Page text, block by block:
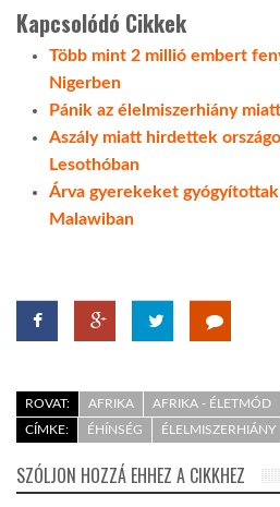
Kapcsolódó Cikkek
Több mint 2 millió embert
Nigerben
Pánik az élelmiszerhiány
Aszály miatt hirdettek
Lesothóban
Árva gyerekeket gyógyítottak
Malawiban
ROVAT: AFRIKA
AFRIKA - ÉLETMÓD
CÍMKE:
ÉHÍNSÉG ÉLELMISZERHIÁNY
SZÓLJON HOZZÁ EHHEZ A CIKKHEZ